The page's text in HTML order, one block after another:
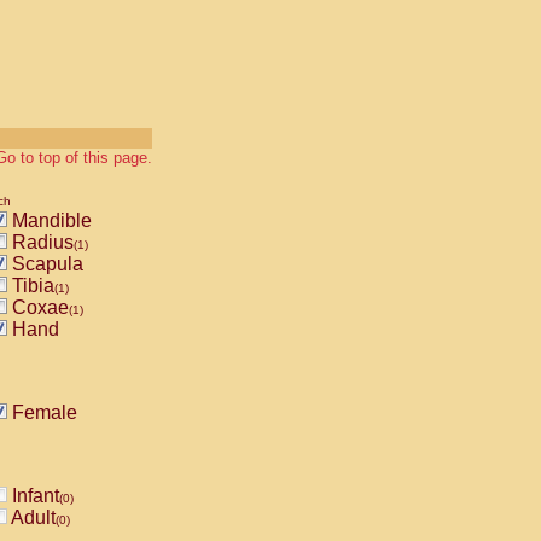
to top of this page.
Mandible
Radius(1)
Scapula
Tibia(1)
Coxae(1)
Hand
Female
Infant(0)
Adult(0)